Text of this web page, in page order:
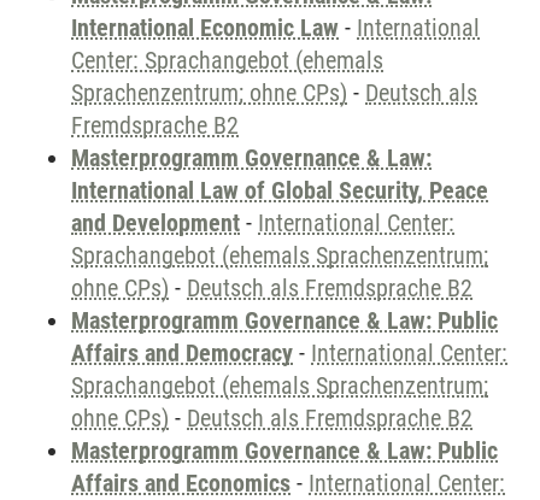
International Economic Law - International
Center: Sprachangebot (ehemals
Sprachenzentrum; ohne CPs) - Deutsch als
Fremdsprache B2
Masterprogramm Governance & Law:
International Law of Global Security, Peace
and Development - International Center:
Sprachangebot (ehemals Sprachenzentrum;
ohne CPs) - Deutsch als Fremdsprache B2
Masterprogramm Governance & Law: Public
Affairs and Democracy - International Center:
Sprachangebot (ehemals Sprachenzentrum;
ohne CPs) - Deutsch als Fremdsprache B2
Masterprogramm Governance & Law: Public
Affairs and Economics - International Center: